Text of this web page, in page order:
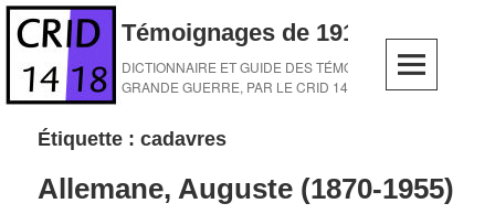
Skip
content
Témoignages de 1914-1918
DICTIONNAIRE ET GUIDE DES TÉMOINS DE LA
GRANDE GUERRE, PAR LE CRID 14-18
Étiquette :cadavres
Allemane, Auguste (1870-1955)